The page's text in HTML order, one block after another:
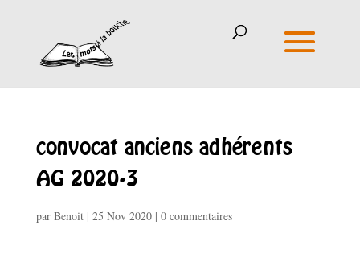
convocat anciens adhérents
AG 2020-3
par Benoit| 25 Nov 2020| 0 commentaires